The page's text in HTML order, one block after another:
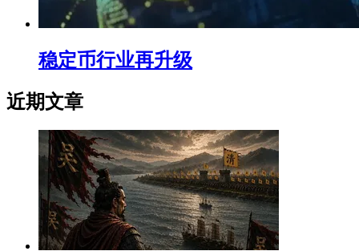
稳定币行业再升级
近期文章